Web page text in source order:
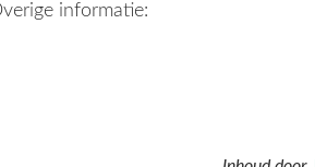
informatie: